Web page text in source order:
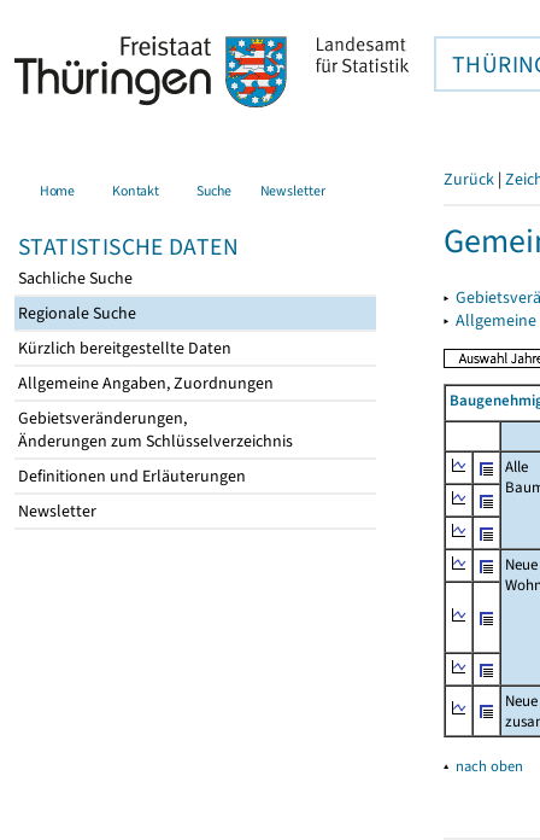
Home Kontakt Suche Newsletter
STATISTISCHE DATEN
Sachliche Suche
Regionale Suche
Kürzlich bereitgestellte Daten
Allgemeine Angaben, Zuordnungen
Gebietsveränderungen,
Änderungen zum Schlüsselverzeichnis
Definitionen und Erläuterungen
Newsletter
Zurück |
▸
▸
Alle
Neue
▴ nach oben